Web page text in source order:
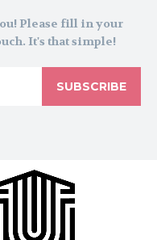
Please fill in your
It's that simple!
SUBSCRIBE